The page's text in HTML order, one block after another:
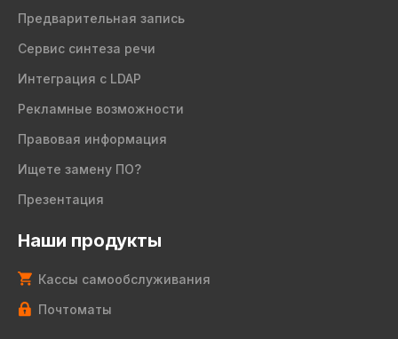
Предварительная запись
Сервис синтеза речи
Интеграция с LDAP
Рекламные возможности
Правовая информация
Ищете замену ПО?
Презентация
Наши продукты
Кассы самообслуживания
Почтоматы